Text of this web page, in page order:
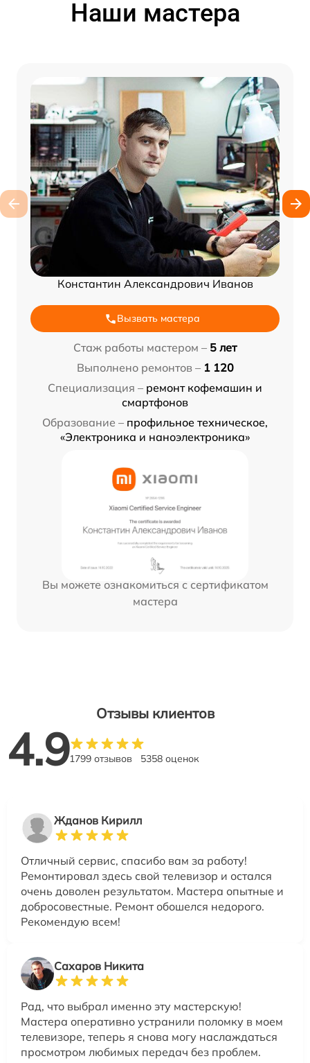
Наши мастера
Константин Александрович Иванов
Вызвать мастера
Стаж работы мастером – 5 лет
Выполнено ремонтов – 1 120
Специализация – ремонт кофемашин и
смартфонов
Образование – профильное техническое,
«Электроника и наноэлектроника»
Вы можете ознакомиться с сертификатом
мастера
Отзывы клиентов
4.91799 отзывов 5358 оценок
Жданов Кирилл
Отличный сервис, спасибо вам за работу!
Ремонтировал здесь свой телевизор и остался
очень доволен результатом. Мастера опытные и
добросовестные. Ремонт обошелся недорого.
Рекомендую всем!
Сахаров Никита
Рад, что выбрал именно эту мастерскую!
Мастера оперативно устранили поломку в моем
телевизоре, теперь я снова могу наслаждаться
просмотром любимых передач без проблем.